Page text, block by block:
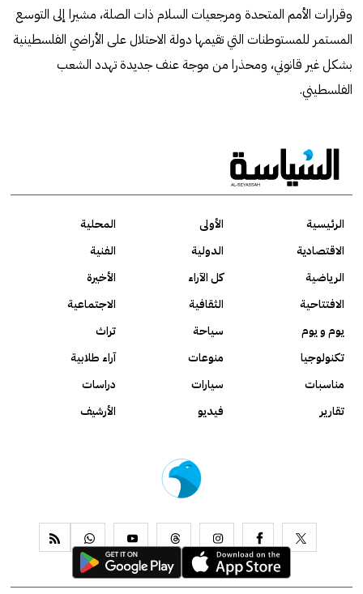
وقرارات الأمم المتحدة ومرجعيات السلام ذات الصلة، مشيرا إلى التوسع
المستمر للمستوطنات التي تقيمها دولة الاحتلال على الأراضي الفلسطينية
بشكل غير قانوني، ومحذرا من موجة عنف جديدة تهدد الشعب
الفلسطيني.
الرئيسية الأولى
المحلية
الاقتصادية
الدولية
الفنية
الرياضية
كل الآراء
الأخيرة
الافتتاحية
الثقافية
الاجتماعية
يوم و يوم
سياحة
تراث
تكنولوجيا
منوعات
آراء طلابية
مناسبات
سيارات
دراسات
تقارير
فيديو الأرشيف